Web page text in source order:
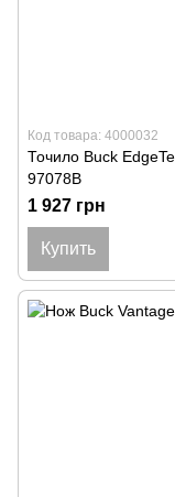
Код товара: 4000032
Точило Buck
97078B
1 927 грн
Купить